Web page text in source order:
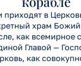
приходят в
храм
как всемирное
Главой —
как